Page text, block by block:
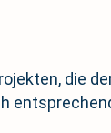
die